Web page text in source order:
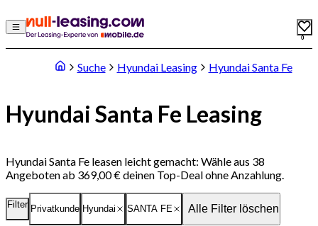
0
Suche Hyundai Leasing Hyundai Santa Fe
Hyundai Santa Fe Leasing
Hyundai Santa Fe leasen leicht gemacht: Wähle aus 38
Angeboten ab 369,00 € deinen Top-Deal ohne Anzahlung.
Filter Privatkunde Hyundai SANTA FE Alle Filter löschen